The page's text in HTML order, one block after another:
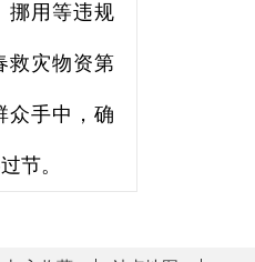
挪用等违规
救灾物资第
众手中，确
节。